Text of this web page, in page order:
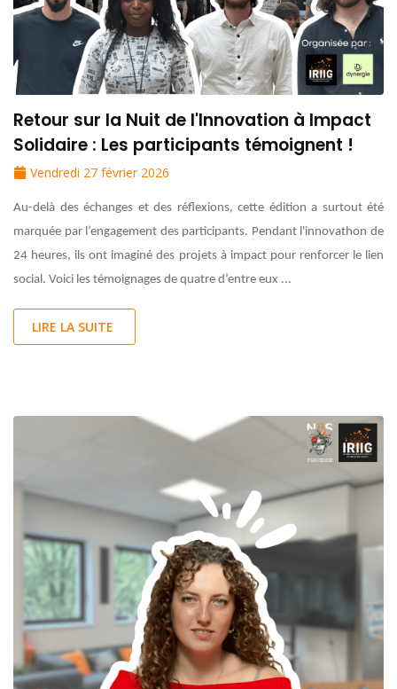
Retour sur la Nuit de l'Innovation à Impact
Solidaire : Les participants témoignent !
Vendredi 27 février 2026
Au-delà des échanges et des réflexions, cette édition a surtout été
marquée par l’engagement des participants. Pendant l'innovathon de
24 heures, ils ont imaginé des projets à impact pour renforcer le lien
social. Voici les témoignages de quatre d’entre eux ...
LIRE LA SUITE